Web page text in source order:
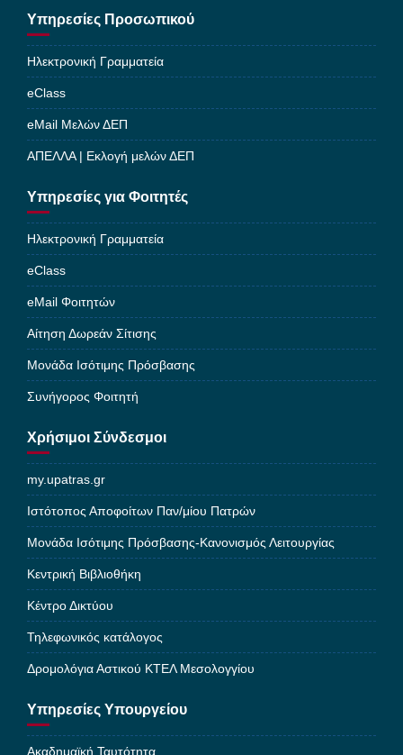
Υπηρεσίες Προσωπικού
Ηλεκτρονική Γραμματεία
eClass
eMail Μελών ΔΕΠ
ΑΠΕΛΛΑ | Εκλογή μελών ΔΕΠ
Υπηρεσίες για Φοιτητές
Ηλεκτρονική Γραμματεία
eClass
eMail Φοιτητών
Αίτηση Δωρεάν Σίτισης
Μονάδα Ισότιμης Πρόσβασης
Συνήγορος Φοιτητή
Χρήσιμοι Σύνδεσμοι
my.upatras.gr
Ιστότοπος Αποφοίτων Παν/μίου Πατρών
Μονάδα Ισότιμης Πρόσβασης-Κανονισμός Λειτουργίας
Κεντρική Βιβλιοθήκη
Κέντρο Δικτύου
Τηλεφωνικός κατάλογος
Δρομολόγια Αστικού ΚΤΕΛ Μεσολογγίου
Υπηρεσίες Υπουργείου
Ακαδημαϊκή Ταυτότητα